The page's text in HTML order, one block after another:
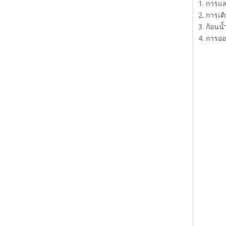
1. การ
2. การ
3. ก้อน
4. การอ